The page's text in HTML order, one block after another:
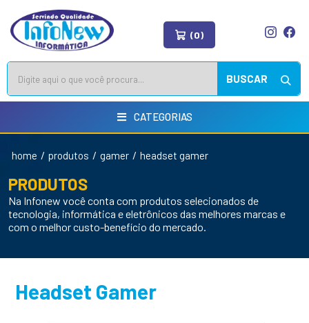
(0)
BUSCAR
CATEGORIAS
home / produtos / gamer / headset gamer
PRODUTOS
Na Infonew você conta com produtos selecionados de
tecnologia, informática e eletrônicos das melhores marcas e
com o melhor custo-benefício do mercado.
Headset Gamer